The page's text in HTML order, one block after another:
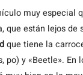
muy especial
que están lejos
que tiene la
po) y «Beetle».